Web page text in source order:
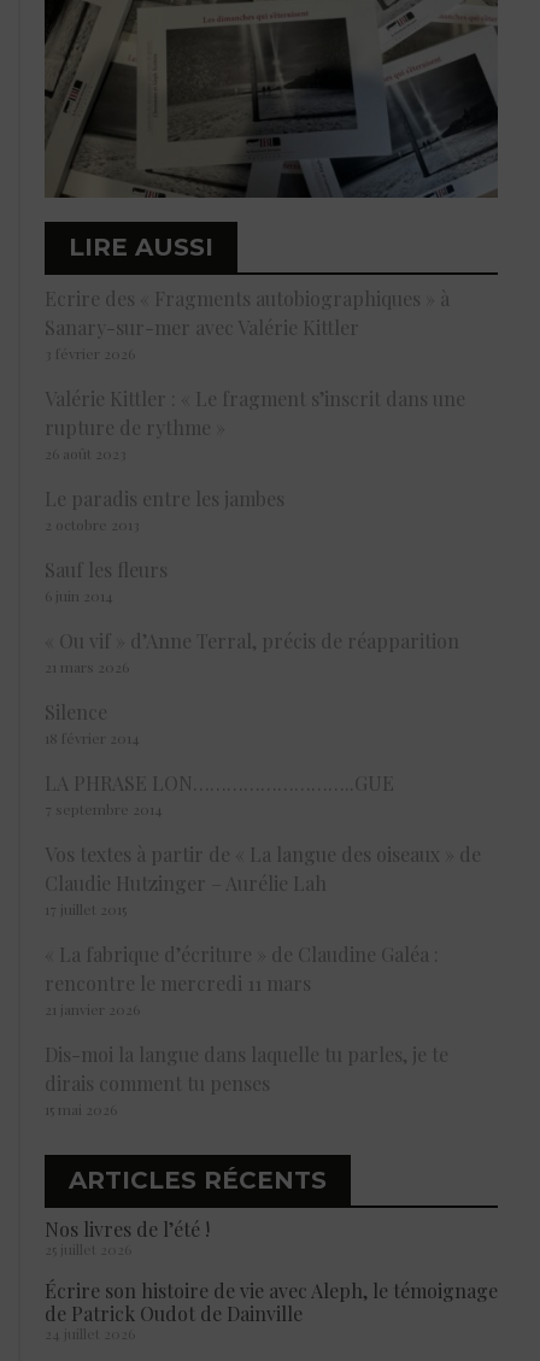
LIRE AUSSI
Ecrire des « Fragments autobiographiques » à
Sanary-sur-mer avec Valérie Kittler
3 février 2026
Valérie Kittler : « Le fragment s’inscrit dans une
rupture de rythme »
26 août 2023
Le paradis entre les jambes
2 octobre 2013
Sauf les fleurs
6 juin 2014
« Ou vif » d’Anne Terral, précis de réapparition
21 mars 2026
Silence
18 février 2014
LA PHRASE LON………………………..GUE
7 septembre 2014
Vos textes à partir de « La langue des oiseaux » de
Claudie Hutzinger – Aurélie Lah
17 juillet 2015
« La fabrique d’écriture » de Claudine Galéa :
rencontre le mercredi 11 mars
21 janvier 2026
Dis-moi la langue dans laquelle tu parles, je te
dirais comment tu penses
15 mai 2026
ARTICLES RÉCENTS
Nos livres de l’été !
25 juillet 2026
Écrire son histoire de vie avec Aleph, le témoignage
de Patrick Oudot de Dainville
24 juillet 2026